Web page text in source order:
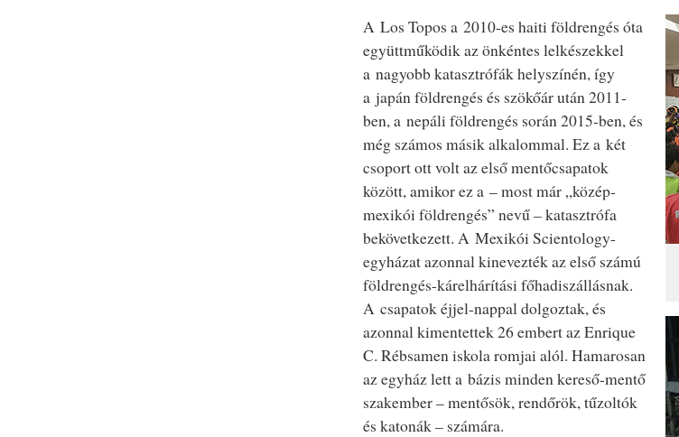
A Los Topos a 2010-es haiti földrengés óta
együttműködik az önkéntes lelkészekkel
a nagyobb katasztrófák helyszínén, így
a japán földrengés és szökőár után 2011-
ben, a nepáli földrengés során 2015-ben, és
még számos másik alkalommal. Ez a két
csoport ott volt az első mentőcsapatok
között, amikor ez a – most már „közép-
mexikói földrengés” nevű – katasztrófa
bekövetkezett. A Mexikói Scientology-
egyházat azonnal kinevezték az első számú
földrengés-kárelhárítási főhadiszállásnak.
A csapatok éjjel-nappal dolgoztak, és
azonnal kimentettek 26 embert az Enrique
C. Rébsamen iskola romjai alól. Hamarosan
az egyház lett a bázis minden kereső-mentő
szakember – mentősök, rendőrök, tűzoltók
és katonák – számára.